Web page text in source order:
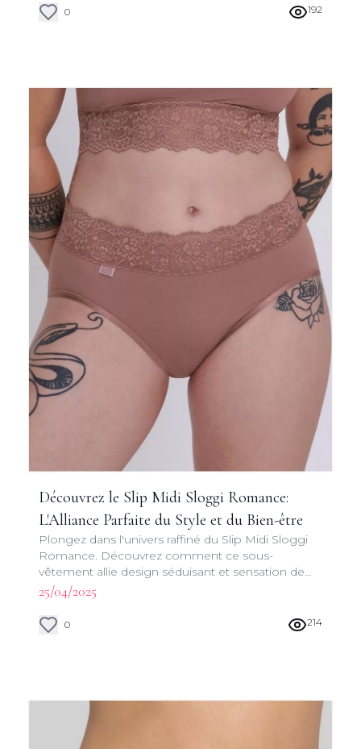
0 192
Découvrez le Slip Midi Sloggi Romance:
L'Alliance Parfaite du Style et du Bien-être
Plongez dans l'univers raffiné du Slip Midi Sloggi
Romance. Découvrez comment ce sous-
vêtement allie design séduisant et sensation de
liberté pour une expérience quotidienne
incomparable.
25/04/2025
0 214